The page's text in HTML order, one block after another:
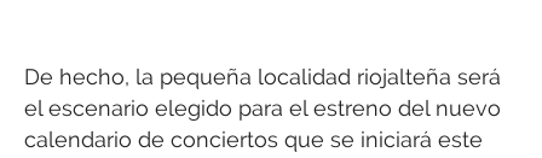
De hecho, la pequeña localidad riojalteña será
el escenario elegido para el estreno del nuevo
calendario de conciertos que se iniciará este